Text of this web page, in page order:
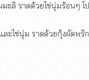
ะลิ ราดด้วยไข่นุ่มร้อนๆ
ะไข่นุ่ม ราดด้วยกุ้งผัดพริ